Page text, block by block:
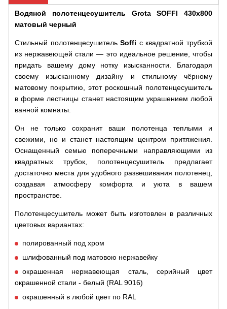
Водяной полотенцесушитель Grota SOFFI 430х800
матовый черный
Стильный полотенцесушительSoffi с квадратной трубкой
из нержавеющей стали — это идеальное решение, чтобы
придать вашему дому нотку изысканности. Благодаря
своему изысканному дизайну и стильному чёрному
матовому покрытию, этот роскошный полотенцесушитель
в форме лестницы станет настоящим украшением любой
ванной комнаты.
Он не только сохранит ваши полотенца теплыми и
свежими, но и станет настоящим центром притяжения.
Оснащенный семью поперечными направляющими из
квадратных трубок, полотенцесушитель предлагает
достаточно места для удобного развешивания полотенец,
создавая атмосферу комфорта и уюта в вашем
пространстве.
Полотенцесушитель может быть изготовлен в различных
цветовых вариантах:
полированный под хром
шлифованный под матовою нержавейку
окрашенная нержавеющая сталь, серийный цвет
окрашенной стали - белый (RAL 9016)
окрашенный в любой цвет по RAL